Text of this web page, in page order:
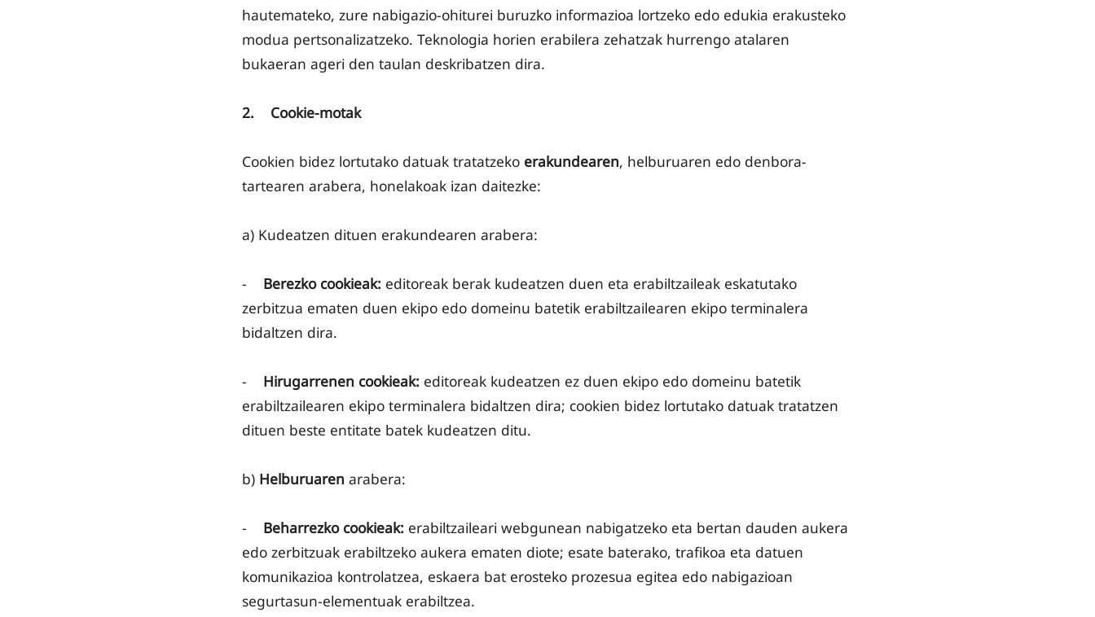
hautemateko, zure nabigazio-ohiturei buruzko informazioa lortzeko edo edukia erakusteko
modua pertsonalizatzeko. Teknologia horien erabilera zehatzak hurrengo atalaren
bukaeran ageri den taulan deskribatzen dira.
2. Cookie-motak
Cookien bidez lortutako datuak tratatzeko erakundearen, helburuaren edo denbora-
tartearen arabera, honelakoak izan daitezke:
a) Kudeatzen dituen erakundearen arabera:
- Berezko cookieak: editoreak berak kudeatzen duen eta erabiltzaileak eskatutako
zerbitzua ematen duen ekipo edo domeinu batetik erabiltzailearen ekipo terminalera
bidaltzen dira.
- Hirugarrenen cookieak: editoreak kudeatzen ez duen ekipo edo domeinu batetik
erabiltzailearen ekipo terminalera bidaltzen dira; cookien bidez lortutako datuak tratatzen
dituen beste entitate batek kudeatzen ditu.
b) Helburuaren arabera:
- Beharrezko cookieak: erabiltzaileari webgunean nabigatzeko eta bertan dauden aukera
edo zerbitzuak erabiltzeko aukera ematen diote; esate baterako, trafikoa eta datuen
komunikazioa kontrolatzea, eskaera bat erosteko prozesua egitea edo nabigazioan
segurtasun-elementuak erabiltzea.